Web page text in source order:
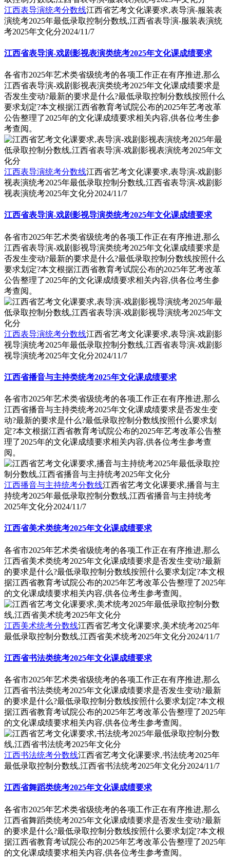
江西表导演统考分数线江西省艺考文化课要求,表导演-服装表
演统考2025年最低录取控制分数线,江西省表导演-服装表演统
考2025年文化分2024/11/7
江西省表导演-戏剧影视表演类统考2025年文化课成绩要求
各省市2025年艺术类省级统考的各项工作正在有序推进,那么
江西省表导演-戏剧影视表演类统考2025年文化课成绩要求是
否发生变动?最新的要求是什么?最低录取控制分数线按照什么
要求划定?本文根据江西省教育考试院公布的2025年艺考改革
公告整理了2025年的文化课成绩要求相关内容,供各位考生参
考查阅。
江西表导演统考分数线江西省艺考文化课要求,表导演-戏剧影
视表演统考2025年最低录取控制分数线,江西省表导演-戏剧影
视表演统考2025年文化分2024/11/7
江西省表导演-戏剧影视导演类统考2025年文化课成绩要求
各省市2025年艺术类省级统考的各项工作正在有序推进,那么
江西省表导演-戏剧影视导演类统考2025年文化课成绩要求是
否发生变动?最新的要求是什么?最低录取控制分数线按照什么
要求划定?本文根据江西省教育考试院公布的2025年艺考改革
公告整理了2025年的文化课成绩要求相关内容,供各位考生参
考查阅。
江西表导演统考分数线江西省艺考文化课要求,表导演-戏剧影
视导演统考2025年最低录取控制分数线,江西省表导演-戏剧影
视导演统考2025年文化分2024/11/7
江西省播音与主持类统考2025年文化课成绩要求
各省市2025年艺术类省级统考的各项工作正在有序推进,那么
江西省播音与主持类统考2025年文化课成绩要求是否发生变
动?最新的要求是什么?最低录取控制分数线按照什么要求划
定?本文根据江西省教育考试院公布的2025年艺考改革公告整
理了2025年的文化课成绩要求相关内容,供各位考生参考查
阅。
江西播音与主持统考分数线江西省艺考文化课要求,播音与主
持统考2025年最低录取控制分数线,江西省播音与主持统考
2025年文化分2024/11/7
江西省美术类统考2025年文化课成绩要求
各省市2025年艺术类省级统考的各项工作正在有序推进,那么
江西省美术类统考2025年文化课成绩要求是否发生变动?最新
的要求是什么?最低录取控制分数线按照什么要求划定?本文根
据江西省教育考试院公布的2025年艺考改革公告整理了2025年
的文化课成绩要求相关内容,供各位考生参考查阅。
江西美术统考分数线江西省艺考文化课要求,美术统考2025年
最低录取控制分数线,江西省美术统考2025年文化分2024/11/7
江西省书法类统考2025年文化课成绩要求
各省市2025年艺术类省级统考的各项工作正在有序推进,那么
江西省书法类统考2025年文化课成绩要求是否发生变动?最新
的要求是什么?最低录取控制分数线按照什么要求划定?本文根
据江西省教育考试院公布的2025年艺考改革公告整理了2025年
的文化课成绩要求相关内容,供各位考生参考查阅。
江西书法统考分数线江西省艺考文化课要求,书法统考2025年
最低录取控制分数线,江西省书法统考2025年文化分2024/11/7
江西省舞蹈类统考2025年文化课成绩要求
各省市2025年艺术类省级统考的各项工作正在有序推进,那么
江西省舞蹈类统考2025年文化课成绩要求是否发生变动?最新
的要求是什么?最低录取控制分数线按照什么要求划定?本文根
据江西省教育考试院公布的2025年艺考改革公告整理了2025年
的文化课成绩要求相关内容,供各位考生参考查阅。